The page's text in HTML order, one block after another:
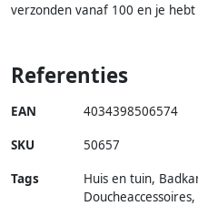
verzonden vanaf 100 en je
Referenties
EAN 4034398506574
SKU 50657
Tags
Huis en tuin,